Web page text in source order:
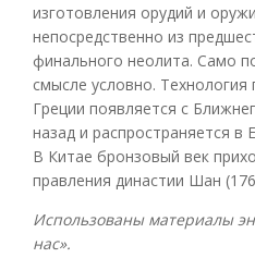
изготовления орудий и
непосредственно из
финального неолита. Само
смысле условно.
Греции появляется с
назад и распространяется в
В Китае бронзовый век
правления династии Шан
Использованы материалы
нас».